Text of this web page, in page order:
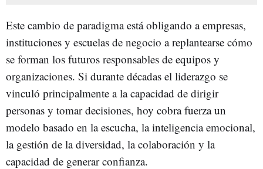
Este cambio de paradigma está obligando a empresas,
instituciones y escuelas de negocio a replantearse cómo
se forman los futuros responsables de equipos y
organizaciones. Si durante décadas el liderazgo se
vinculó principalmente a la capacidad de dirigir
personas y tomar decisiones, hoy cobra fuerza un
modelo basado en la escucha, la inteligencia emocional,
la gestión de la diversidad, la colaboración y la
capacidad de generar confianza.